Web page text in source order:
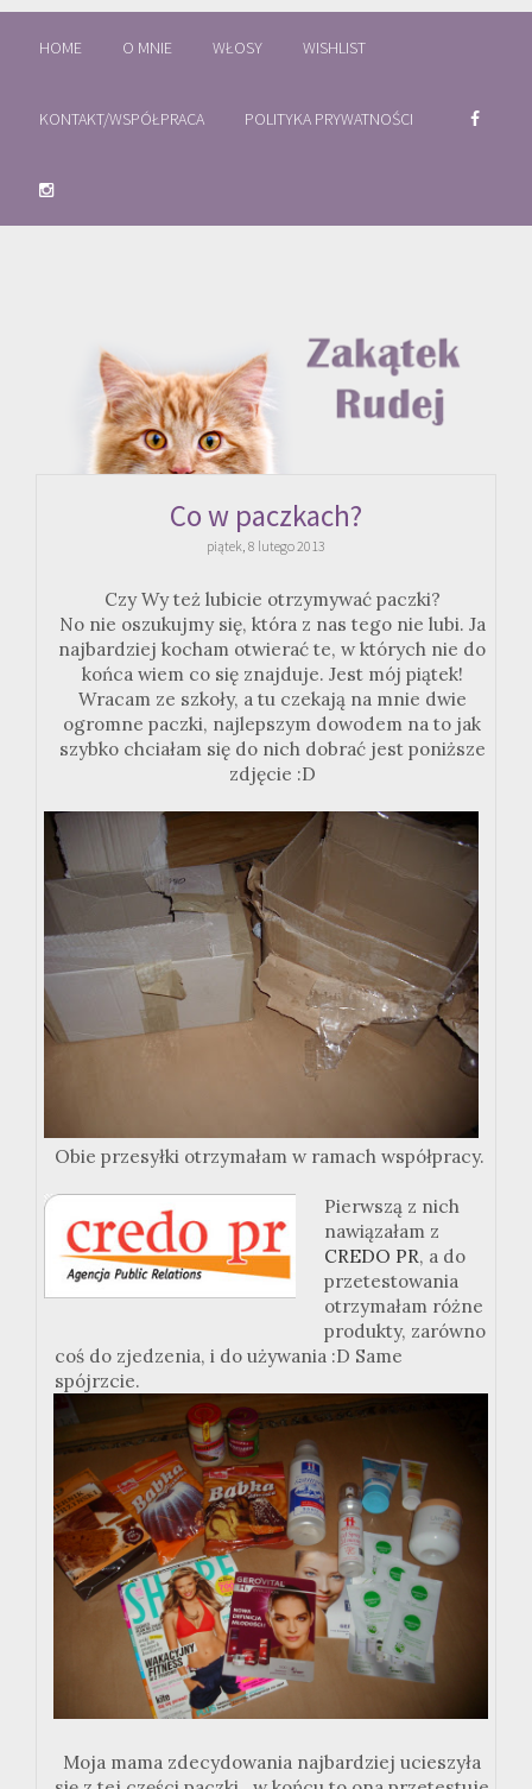
HOME O MNIE WŁOSY WISHLIST
KONTAKT/WSPÓŁPRACA POLITYKA PRYWATNOŚCI
Co w paczkach?
piątek, 8 lutego 2013
Czy Wy też lubicie otrzymywać paczki?
No nie oszukujmy się, która z nas tego nie lubi. Ja
najbardziej kocham otwierać te, w których nie do
końca wiem co się znajduje. Jest mój piątek!
Wracam ze szkoły, a tu czekają na mnie dwie
ogromne paczki, najlepszym dowodem na to jak
szybko chciałam się do nich dobrać jest poniższe
zdjęcie :D
Obie przesyłki otrzymałam w ramach współpracy.
Pierwszą z nich
nawiązałam z
CREDO PR, a do
przetestowania
otrzymałam różne
produkty, zarówno
coś do zjedzenia, i do używania :D Same
spójrzcie.
Moja mama zdecydowania najbardziej ucieszyła